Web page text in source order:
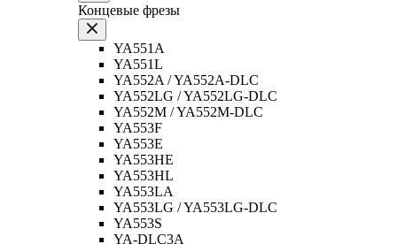
Концевые фрезы
YA551A
YA551L
YA552A / YA552A-DLC
YA552LG / YA552LG-DLC
YA552M / YA552M-DLC
YA553F
YA553E
YA553HE
YA553HL
YA553LA
YA553LG / YA553LG-DLC
YA553S
YA-DLC3A